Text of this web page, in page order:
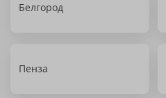
Белгород
Пенза